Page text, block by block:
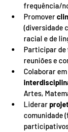
frequência/
Promover
(diversidade
racial e de
Participar de
reuniões e
Colaborar em
Artes,
Liderar
comunidade